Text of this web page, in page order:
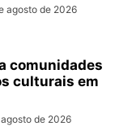
agosto de 2026
comunidades
culturais em
de 2026